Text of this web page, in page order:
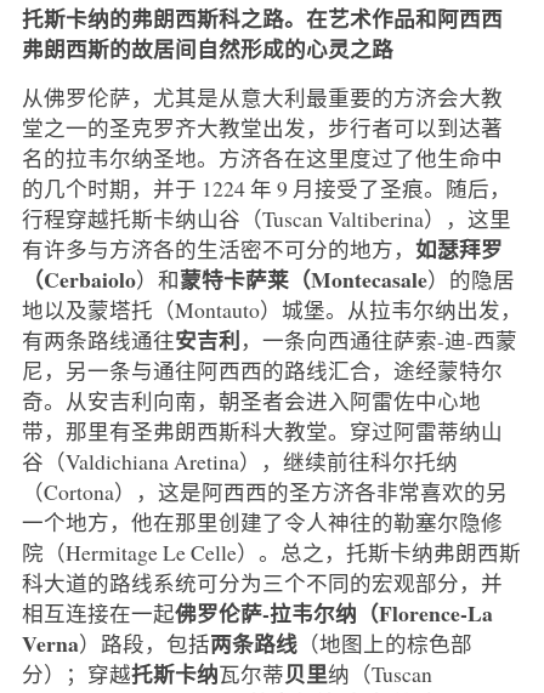
托斯卡纳的弗朗西斯科之路。在艺术作品和阿西西
弗朗西斯的故居间自然形成的心灵之路
从佛罗伦萨，尤其是从意大利最重要的方济会大教
堂之一的圣克罗齐大教堂出发，步行者可以到达著
名的拉韦尔纳圣地。方济各在这里度过了他生命中
的几个时期，并于 1224 年 9 月接受了圣痕。随后，
行程穿越托斯卡纳山谷（Tuscan Valtiberina），这里
有许多与方济各的生活密不可分的地方， 如瑟拜罗
（Cerbaiolo）和蒙特卡萨莱（Montecasale）的隐居
地以及蒙塔托（Montauto）城堡。从拉韦尔纳出发，
有两条路线通往安吉利，一条向西通往萨索-迪-西蒙
尼，另一条与通往阿西西的路线汇合，途经蒙特尔
奇。从安吉利向南，朝圣者会进入阿雷佐中心地
带，那里有圣弗朗西斯科大教堂。穿过阿雷蒂纳山
谷（Valdichiana Aretina），继续前往科尔托纳
（Cortona），这是阿西西的圣方济各非常喜欢的另
一个地方，他在那里创建了令人神往的勒塞尔隐修
院（Hermitage Le Celle）。总之，托斯卡纳弗朗西斯
科大道的路线系统可分为三个不同的宏观部分，并
相互连接在一起佛罗伦萨-拉韦尔纳（Florence-La
Verna）路段，包括两条路线（地图上的棕色部
分）；穿越托斯卡纳瓦尔蒂贝里纳（Tuscan